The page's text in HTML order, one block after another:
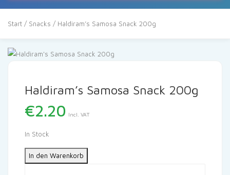
Start / Snacks / Haldiram’s Samosa Snack 200g
Haldiram’s Samosa Snack 200g
€2.20 Incl. VAT
In Stock
In den Warenkorb